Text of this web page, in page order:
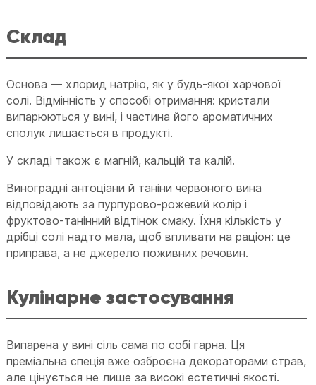
Склад
Основа — хлорид натрію, як у будь-якої харчової
солі. Відмінність у способі отримання: кристали
випарюються у вині, і частина його ароматичних
сполук лишається в продукті.
У складі також є магній, кальцій та калій.
Виноградні антоціани й таніни червоного вина
відповідають за пурпурово-рожевий колір і
фруктово-танінний відтінок смаку. Їхня кількість у
дрібці солі надто мала, щоб впливати на раціон: це
приправа, а не джерело поживних речовин.
Кулінарне застосування
Випарена у вині сіль сама по собі гарна. Ця
преміальна спеція вже озброєна декораторами страв,
але цінується не лише за високі естетичні якості.